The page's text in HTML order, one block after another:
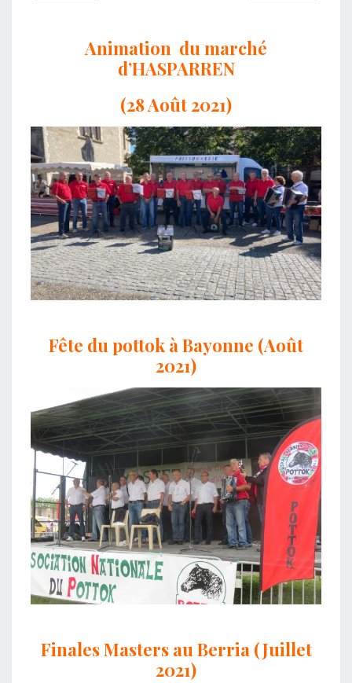
Animation du marché
d’HASPARREN
(28 Août 2021)
Fête du pottok à Bayonne (Août
2021)
Finales Masters au Berria (Juillet
2021)